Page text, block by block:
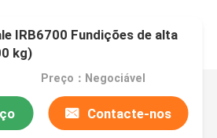
IRB6700 Fundições de alta
kg)
Preço：Negociável
Contacte-nos